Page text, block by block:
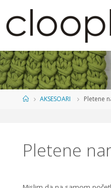
content
HomeAKSESOARI Pletene
Pletene